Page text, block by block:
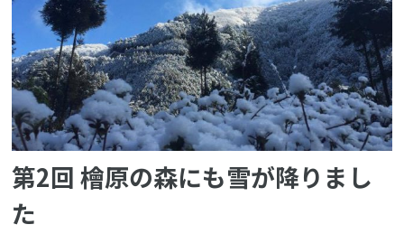
第2回 檜原の森にも雪が降りまし
た